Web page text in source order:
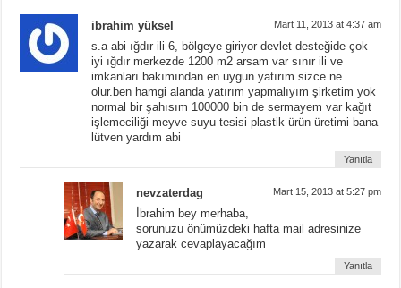
ibrahim yüksel Mart 11, 2013 at 4:37 am
s.a abi ığdır ili 6, bölgeye giriyor devlet desteğide çok
iyi ığdır merkezde 1200 m2 arsam var sınır ili ve
imkanları bakımından en uygun yatırım sizce ne
olur.ben hamgi alanda yatırım yapmalıyım şirketim yok
normal bir şahısım 100000 bin de sermayem var kağıt
işlemeciliği meyve suyu tesisi plastik ürün üretimi bana
lütven yardım abi
Yanıtla
nevzaterdag Mart 15, 2013 at 5:27 pm
İbrahim bey merhaba,
sorunuzu önümüzdeki hafta mail adresinize
yazarak cevaplayacağım
Yanıtla